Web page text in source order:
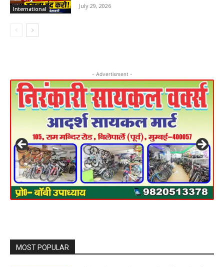
International July 29, 2026
- Advertisment -
MOST POPULAR